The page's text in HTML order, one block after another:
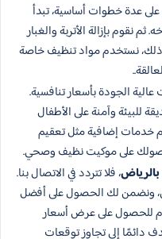
على عدة خطوات أساسية، تبدأ
نقوم بإزالة الأتربة والغبار
ذلك، نستخدم مواد تنظيف خاصة
الجودة بأسعار تنافسية.
وآمنة على الأطفال
خدمات إضافية مثل تعقيم
حصولك على موكيت نظيف وصحي.
، فلا تتردد في الاتصال بنا.
ونضمن لك الحصول على أفضل
للحصول على عرض أسعار
دائمًا إلى تجاوز توقعات